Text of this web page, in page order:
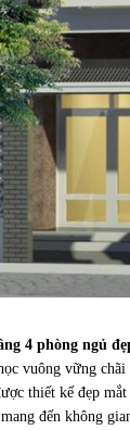
4 phòng ngủ
vuông vững chãi
thiết kế đẹp
đến không